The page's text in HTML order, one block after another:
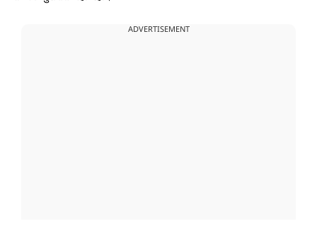
ADVERTISEMENT